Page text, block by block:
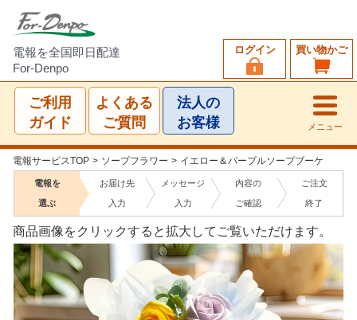
電報を全国即日配達
For-Denpo
買い物かご
ログイン
ご利用
ガイド
よくある
ご質問
法人の
お客様
メニュー
電報サービスTOP > ソープフラワー > イエロー＆パープルソープブーケ
電報を
選ぶ
お届け先
入力
メッセージ
入力
内容の
ご確認
ご注文
終了
商品画像をクリックすると拡大してご覧いただけます。